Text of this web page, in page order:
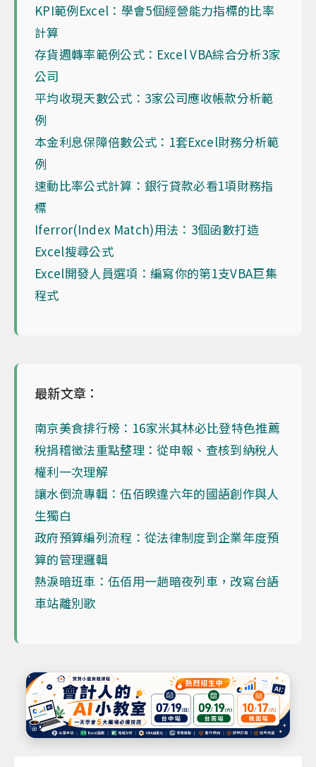
KPI範例Excel：學會5個經營能力指標的比率
計算
存貨週轉率範例公式：Excel VBA綜合分析3家
公司
平均收現天數公式：3家公司應收帳款分析範
例
本金利息保障倍數公式：1套Excel財務分析範
例
速動比率公式計算：銀行貸款必看1項財務指
標
Iferror(Index Match)用法：3個函數打造
Excel搜尋公式
Excel開發人員選項：編寫你的第1支VBA巨集
程式
最新文章：
南京美食排行榜：16家米其林必比登特色推薦
稅捐稽徵法重點整理：從申報、查核到納稅人
權利一次理解
讓水倒流專輯：伍佰睽違六年的國語創作與人
生獨白
政府預算編列流程：從法律制度到企業年度預
算的管理邏輯
熱淚暗班車：伍佰用一趟暗夜列車，改寫台語
車站離別歌